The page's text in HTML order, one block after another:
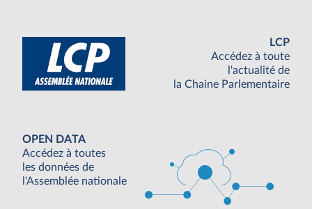
LCP
Accédez à toute
l'actualité de
la Chaine Parlementaire
OPEN DATA
Accédez à toutes
les données de
l'Assemblée nationale